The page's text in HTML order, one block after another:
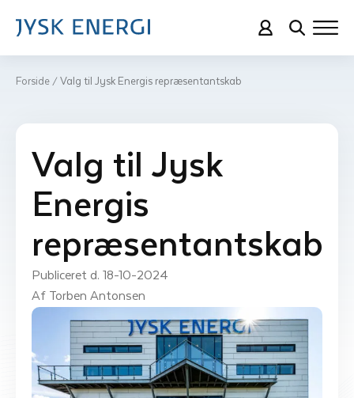
Forside / Valg til Jysk Energis repræsentantskab
Valg til Jysk
Energis
repræsentantskab
Publiceret d. 18-10-2024
Af Torben Antonsen